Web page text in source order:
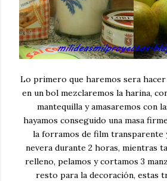
Lo primero que haremos sera hacer
en un bol mezclaremos la harina,
mantequilla y amasaremos con
hayamos conseguido una masa
la forramos de film transparente
nevera durante 2 horas, mientras
relleno, pelamos y cortamos 3
resto para la decoración, estas